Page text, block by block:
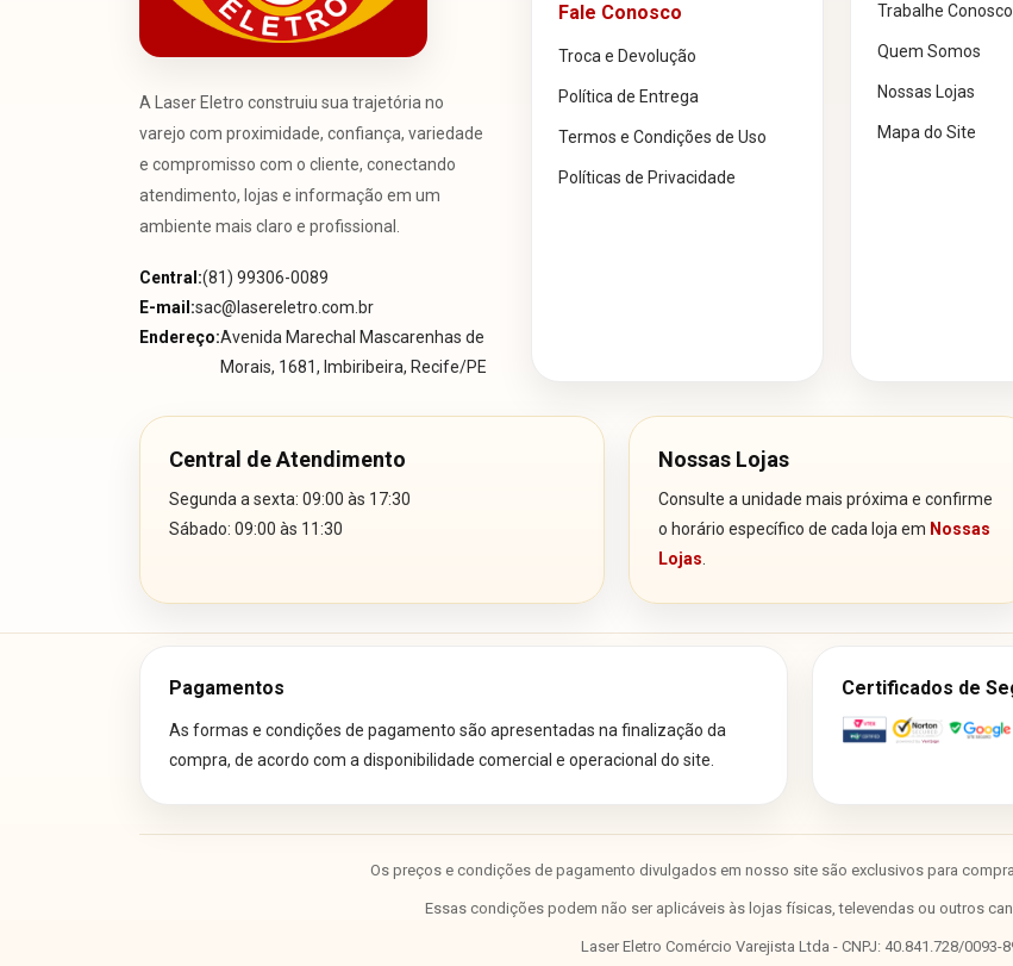
A Laser Eletro construiu sua trajetória no
varejo com proximidade, confiança, variedade
e compromisso com o cliente, conectando
atendimento, lojas e informação em um
ambiente mais claro e profissional.
Central:(81) 99306-0089
E-mail:sac@lasereletro.com.br
Endereço:Avenida Marechal Mascarenhas de
Morais, 1681, Imbiribeira, Recife/PE
Fale Conosco
Troca e Devolução
Política de Entrega
Termos e Condições de Uso
Políticas de Privacidade
Trabalhe Conosco
Quem Somos
Nossas Lojas
Mapa do Site
Central de Atendimento
Segunda a sexta: 09:00 às 17:30
Sábado: 09:00 às 11:30
Nossas Lojas
Consulte a unidade mais próxima e confirme
o horário específico de cada loja em Nossas
Lojas
Pagamentos
As formas e condições de pagamento são apresentadas na finalização da
compra, de acordo com a disponibilidade comercial e operacional do site.
Certificados de
Os preços e condições de pagamento divulgados em nosso site são exclusivos para
Essas condições podem não ser aplicáveis às lojas físicas, televendas ou outros
Laser Eletro Comércio Varejista Ltda - CNPJ: 40.841.728/0093-